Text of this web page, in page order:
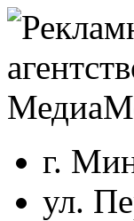
г.
ул.